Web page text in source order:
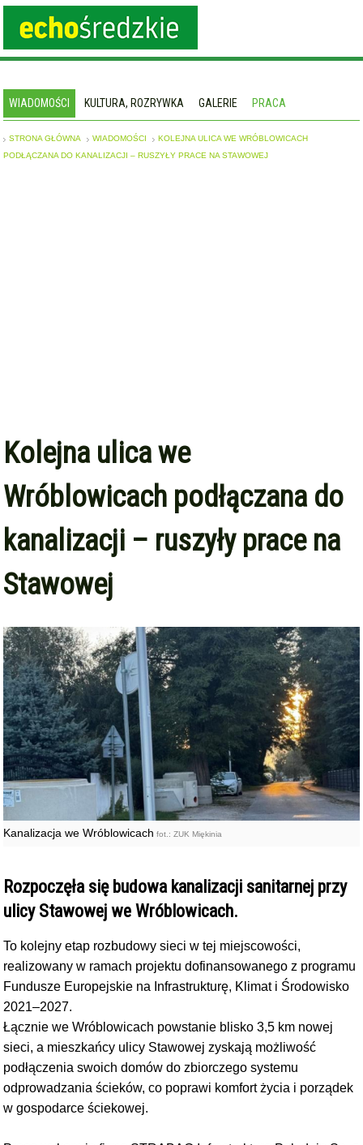
WIADOMOŚCI KULTURA, ROZRYWKA GALERIE PRACA
STRONA GŁÓWNA WIADOMOŚCI
KOLEJNA ULICA WE WRÓBLOWICACH
PODŁĄCZANA DO KANALIZACJI – RUSZYŁY PRACE NA STAWOWEJ
Kolejna ulica we
Wróblowicach podłączana do
kanalizacji – ruszyły prace na
Stawowej
Kanalizacja we Wróblowicach fot.: ZUK Miękinia
Rozpoczęła się budowa kanalizacji sanitarnej przy
ulicy Stawowej we Wróblowicach.
To kolejny etap rozbudowy sieci w tej miejscowości,
realizowany w ramach projektu dofinansowanego z programu
Fundusze Europejskie na Infrastrukturę, Klimat i Środowisko
2021–2027.
Łącznie we Wróblowicach powstanie blisko 3,5 km nowej
sieci, a mieszkańcy ulicy Stawowej zyskają możliwość
podłączenia swoich domów do zbiorczego systemu
odprowadzania ścieków, co poprawi komfort życia i porządek
w gospodarce ściekowej.